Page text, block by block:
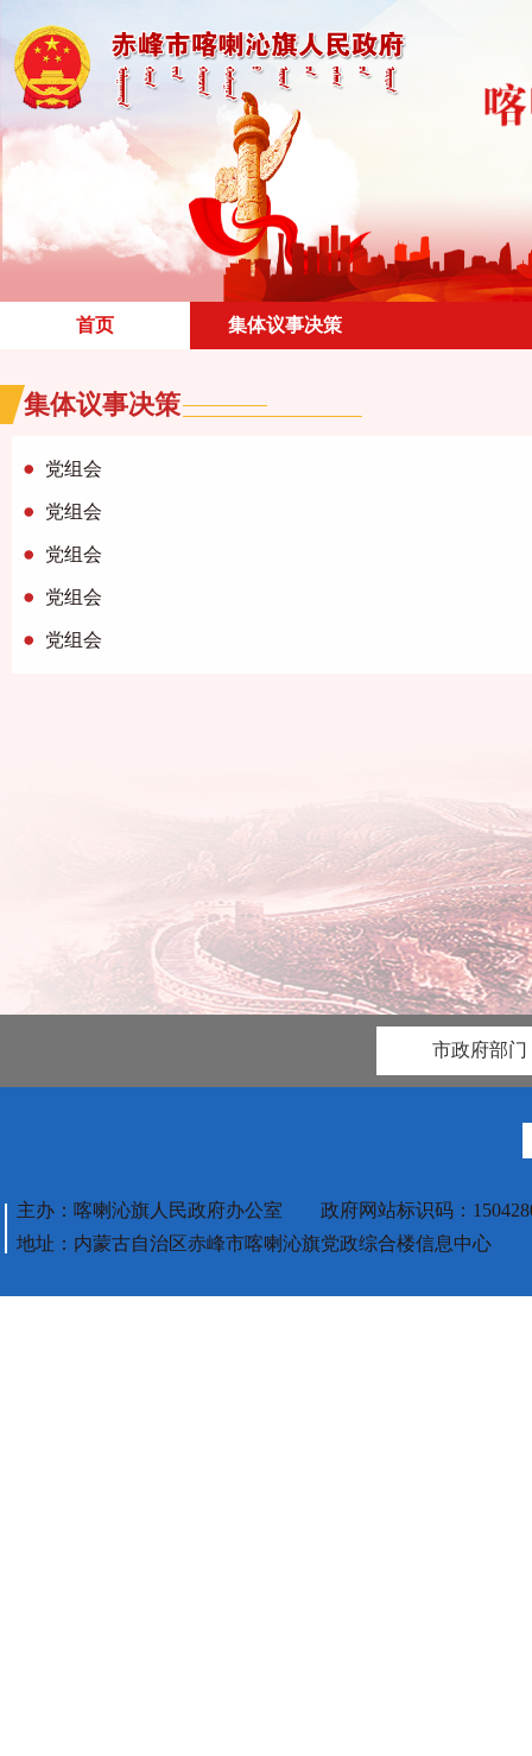
首页 集体议事决策
集体议事决策
党组会
党组会
党组会
党组会
党组会
市政府部门
主办：喀喇沁旗人民政府办公室 政府网站标识码：
地址：内蒙古自治区赤峰市喀喇沁旗党政综合楼信息中心